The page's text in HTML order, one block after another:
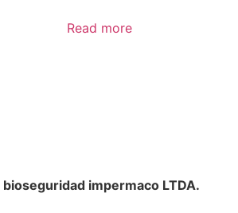
Read more
impermaco LTDA.​